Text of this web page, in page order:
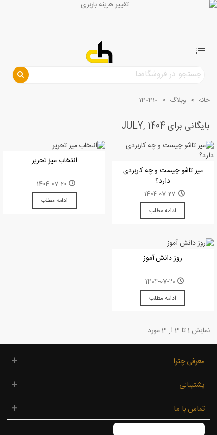
خانه > وبلاگ >
140410
بایگانی برای JULY, 1404
میز تاشو چیست و چه کاربردی
دارد؟
1404-07-27
ادامه مطلب
انتخاب میز تحریر
1404-07-20
ادامه مطلب
روز دانش آموز
1404-07-20
ادامه مطلب
نمایش 1 تا 3 از 3 مورد
معرفی چترا
پشتیبانی
تماس با ما